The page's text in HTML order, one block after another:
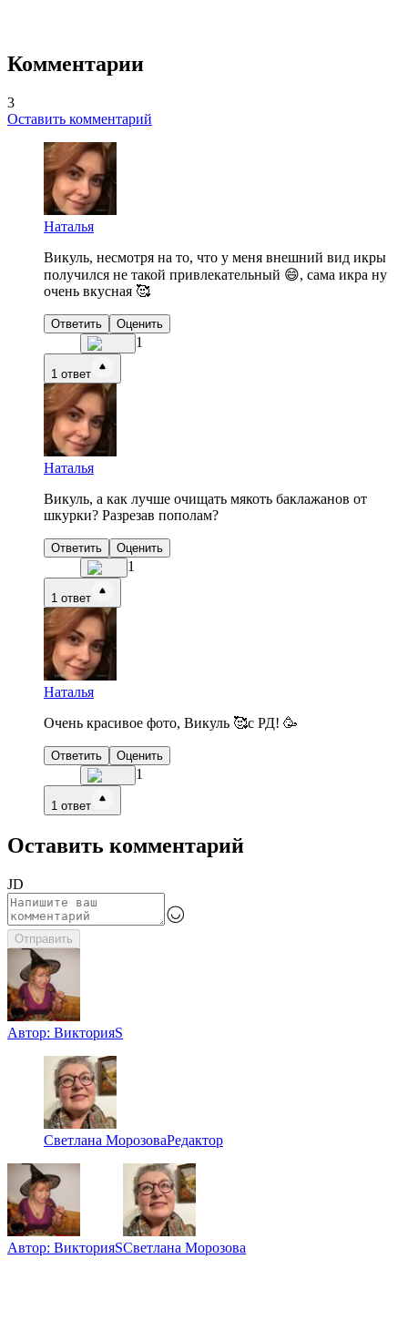
Комментарии
3
Оставить комментарий
Наталья
Викуль, несмотря на то, что у меня внешний вид икры
получился не такой привлекательный 😄, сама икра ну
очень вкусная 🥰
Ответить Оценить
1
1 ответ
Наталья
Викуль, а как лучше очищать мякоть баклажанов от
шкурки? Разрезав пополам?
Ответить Оценить
1
1 ответ
Наталья
Очень красивое фото, Викуль 🥰с РД! 🥳
Ответить Оценить
1
1 ответ
Оставить комментарий
JD
Отправить
Автор: ВикторияS
Светлана МорозоваРедактор
Автор: ВикторияSСветлана Морозова